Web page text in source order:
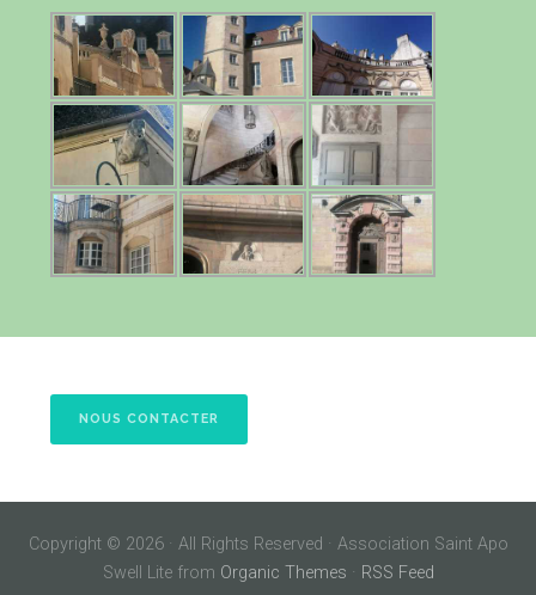
NOUS CONTACTER
Copyright © 2026 · All Rights Reserved · Association Saint Apo
Swell Lite from Organic Themes · RSS Feed